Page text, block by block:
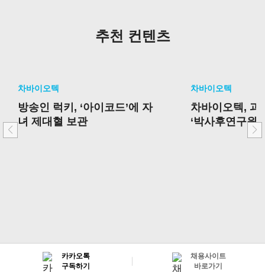
추천 컨텐츠
차바이오텍
방송인 럭키, ‘아이코드’에 자
녀 제대혈 보관
차바이오텍
차바이오텍,
‘박사후연구원
카카오톡
구독하기
채용사이트
바로가기